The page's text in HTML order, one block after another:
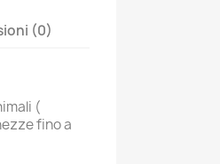
(0)
(
fino a